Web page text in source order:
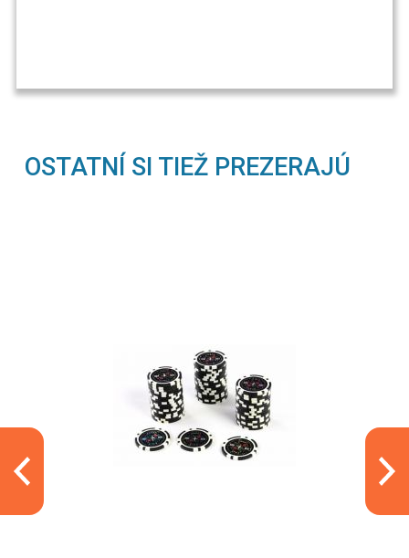
OSTATNÍ SI TIEŽ PREZERAJÚ